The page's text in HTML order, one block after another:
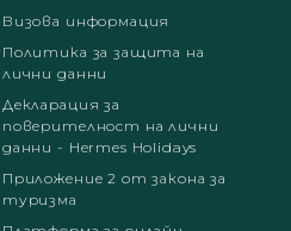
Визова информация
Политика за защита на
лични данни
Декларация за
поверителност на лични
данни - Hermes Holidays
Приложение 2 от закона за
туризма